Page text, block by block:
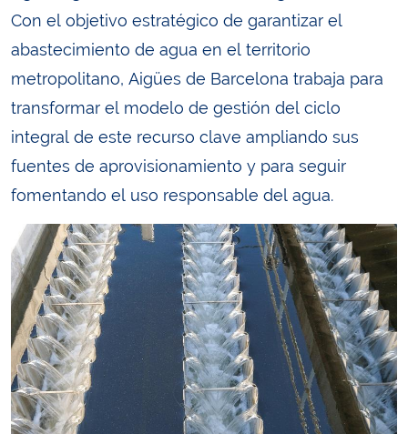
Con el objetivo estratégico de garantizar el
abastecimiento de agua en el territorio
metropolitano, Aigües de Barcelona trabaja para
transformar el modelo de gestión del ciclo
integral de este recurso clave ampliando sus
fuentes de aprovisionamiento y para seguir
fomentando el uso responsable del agua.